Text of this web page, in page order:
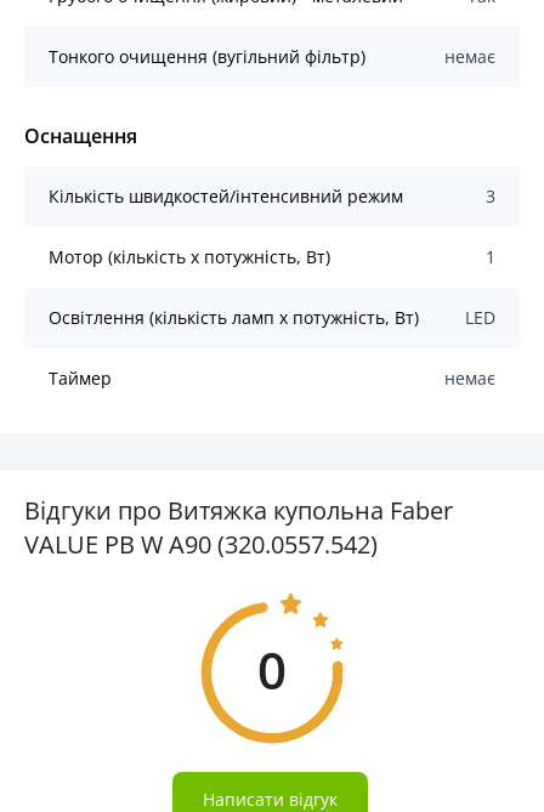
Тонкого очищення (вугільний фільтр) немає
Оснащення
Кількість швидкостей/інтенсивний режим 3
Мотор (кількість х потужність, Вт) 1
Освітлення (кількість ламп x потужність, Вт) LED
Таймер немає
Відгуки про Витяжка купольна Faber
VALUE PB W A90 (320.0557.542)
0
Написати відгук